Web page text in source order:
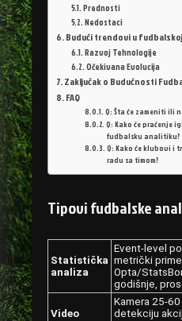
Prednosti
Nedostaci
Budući trendovi u
Razvoj Tehnologije
Očekivana Evolucija
Zaključak o Budućnosti
FAQ
Q: Šta će zameniti ili
Q: Kako će praćenje
fudbalsku analitiku?
Q: Kako će klubovi i
radu sa timom?
Tipovi fudbalske
Statistička
analiza
Event-level
metrički
Opta/
godišnje,
Video
Kamera 25-
detekciju